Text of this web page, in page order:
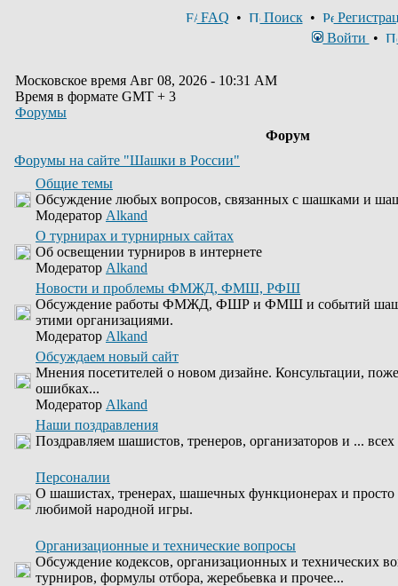
FAQ • Поиск•
Войти •
Московское время Авг 08, 2026 - 10:31 AM
Время в формате GMT + 3
Форумы
Форум
Форумы на сайте "Шашки в России"
Общие темы
Обсуждение любых вопросов, связанных с шашками и
Модератор Alkand
О турнирах и турнирных сайтах
Об освещении турниров в интернете
Модератор Alkand
Новости и проблемы ФМЖД, ФМШ, РФШ
Обсуждение работы ФМЖД, ФШР и ФМШ и событий
этими организациями.
Модератор Alkand
Обсуждаем новый сайт
Мнения посетителей о новом дизайне. Консультации,
ошибках...
Модератор Alkand
Наши поздравления
Поздравляем шашистов, тренеров, организаторов и ...
Персоналии
О шашистах, тренерах, шашечных функционерах и
любимой народной игры.
Организационные и технические вопросы
Обсуждение кодексов, организационных и технических
турниров, формулы отбора, жеребьевка и прочее...